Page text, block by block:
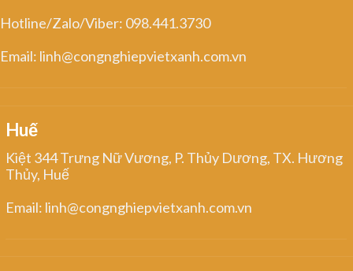
Hotline/Zalo/Viber: 098.441.3730
Email: linh@congnghiepvietxanh.com.vn
Huế
Kiệt 344 Trưng Nữ Vương, P. Thủy Dương, TX. Hương
Thủy, Huế
Email: linh@congnghiepvietxanh.com.vn